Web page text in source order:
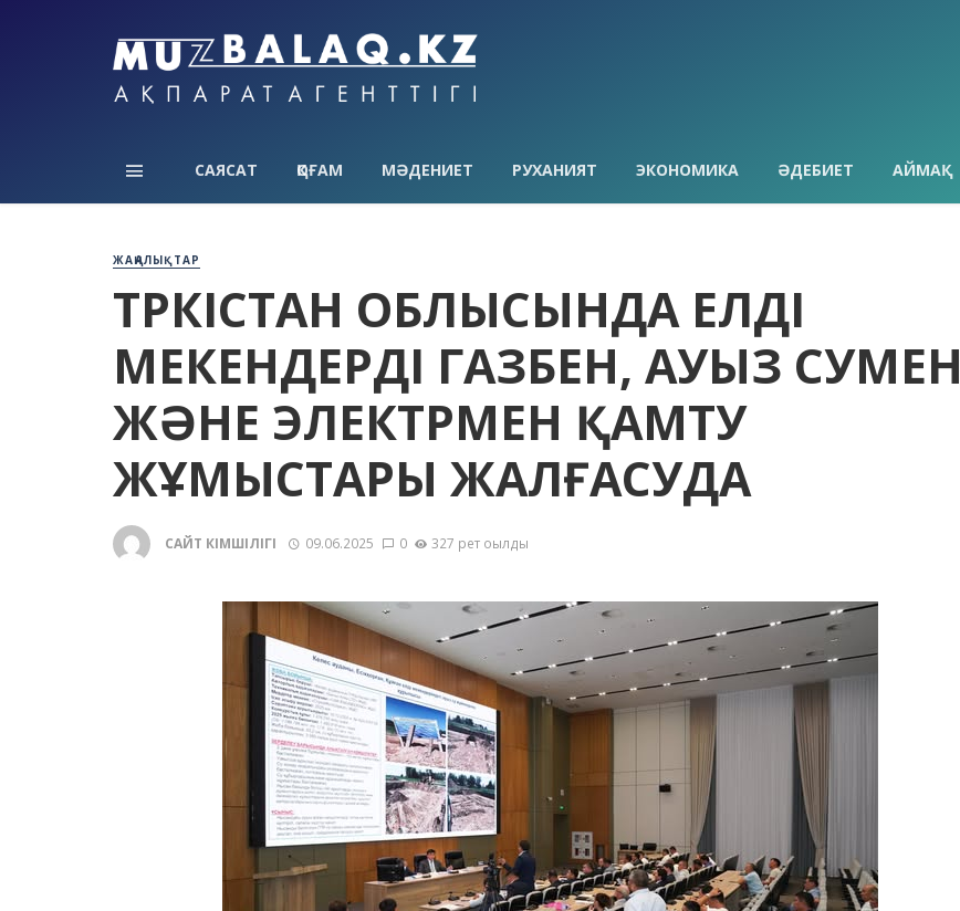
САЯСАТ ҚОҒАМ МӘДЕНИЕТ РУХАНИЯТ ЭКОНОМИКА ӘДЕБИЕТ АЙМАҚ
ЖАҢАЛЫҚТАР
ТҮРКІСТАН ОБЛЫСЫНДА ЕЛДІ
МЕКЕНДЕРДІ ГАЗБЕН, АУЫЗ СУМЕН
ЖӘНЕ ЭЛЕКТРМЕН ҚАМТУ
ЖҰМЫСТАРЫ ЖАЛҒАСУДА
САЙТ ӘКІМШІЛІГІ 09.06.2025 0 327 рет оқылды